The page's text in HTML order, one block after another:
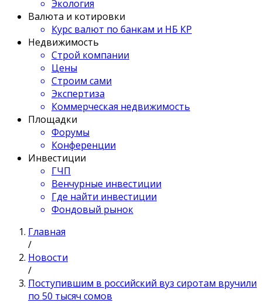
Экология
Валюта и котировки
Курс валют по банкам и НБ КР
Недвижимость
Строй компании
Цены
Строим сами
Экспертиза
Коммерческая недвижимость
Площадки
Форумы
Конференции
Инвестиции
ГЧП
Венчурные инвестиции
Где найти инвестиции
Фондовый рынок
Главная
/
Новости
/
Поступившим в российский вуз сиротам вручили
по 50 тысяч сомов